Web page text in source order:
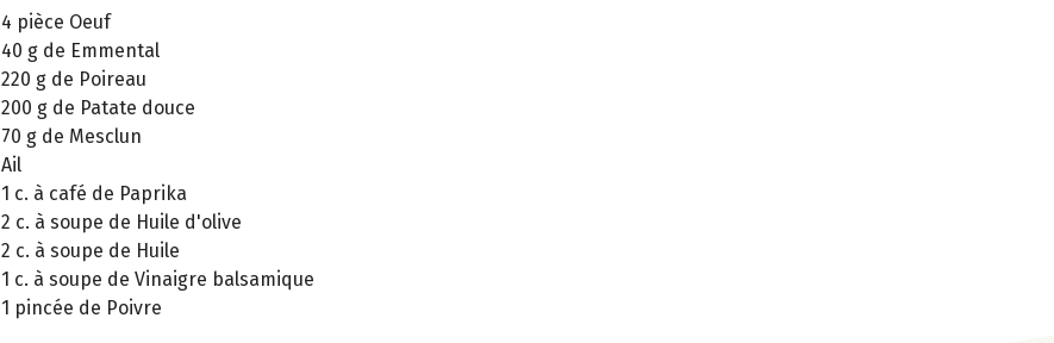
4 pièce Oeuf
40 g de Emmental
220 g de Poireau
200 g de Patate douce
70 g de Mesclun
Ail
1 c. à café de Paprika
2 c. à soupe de Huile d'olive
2 c. à soupe de Huile
1 c. à soupe de Vinaigre balsamique
1 pincée de Poivre